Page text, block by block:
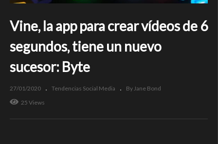
Vine, la app para crear vídeos de 6
segundos, tiene un nuevo
sucesor: Byte
27/01/2020 Tendencias Social Media
By Jane Bond
25 Views